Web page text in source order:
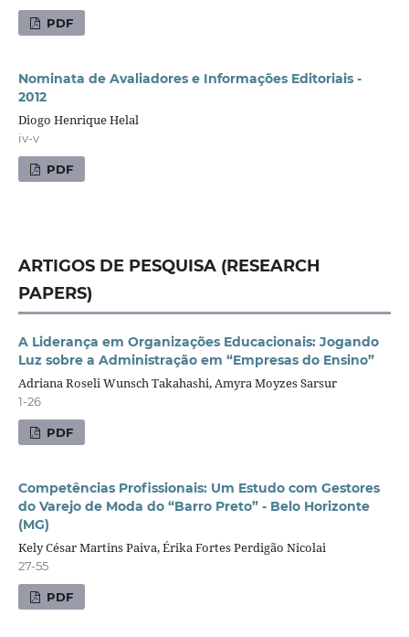
PDF
Nominata de Avaliadores e Informações Editoriais -
2012
Diogo Henrique Helal
iv-v
PDF
ARTIGOS DE PESQUISA (RESEARCH
PAPERS)
A Liderança em Organizações Educacionais: Jogando
Luz sobre a Administração em “Empresas do Ensino”
Adriana Roseli Wunsch Takahashi, Amyra Moyzes Sarsur
1-26
PDF
Competências Profissionais: Um Estudo com Gestores
do Varejo de Moda do “Barro Preto” - Belo Horizonte
(MG)
Kely César Martins Paiva, Érika Fortes Perdigão Nicolai
27-55
PDF